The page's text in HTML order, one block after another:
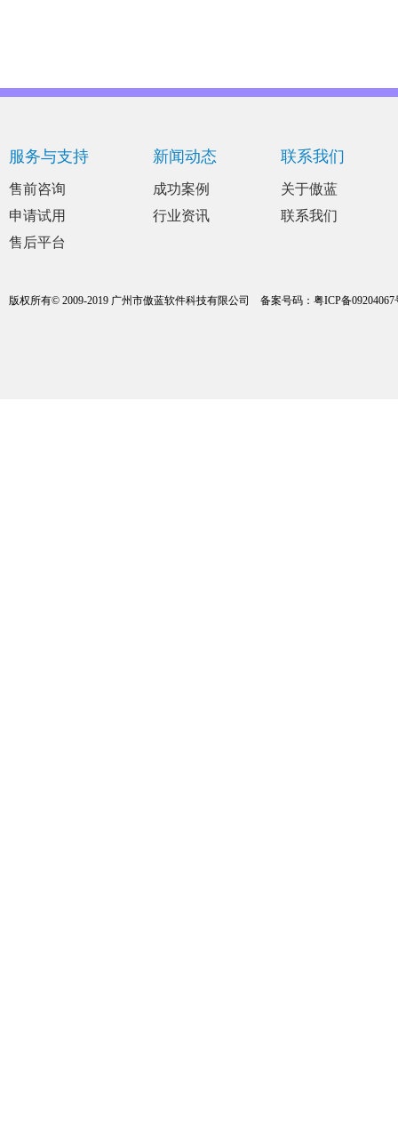
服务与支持
售前咨询
申请试用
售后平台
新闻动态
成功案例
行业资讯
联系我们
关于傲蓝
联系我们
版权所有© 2009-2019 广州市傲蓝软件科技有限公司 备案号码： 粤ICP备09204067